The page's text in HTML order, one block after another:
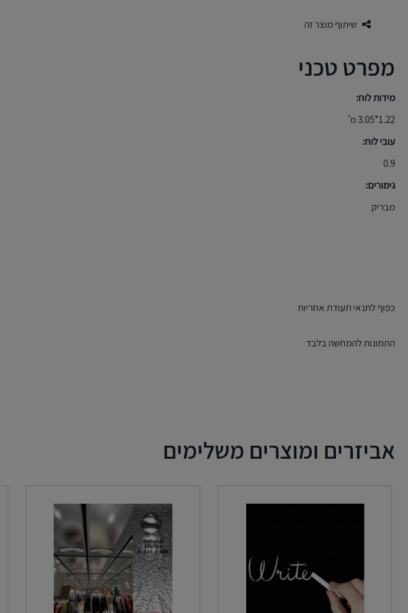
שיתוף מוצר זה
מפרט טכני
מידות לוח:
1.22*3.05 מ’
עובי לוח:
0.9
גימורים:
מבריק
כפוף לתנאי תעודת אחריות
התמונות להמחשה בלבד
אביזרים ומוצרים משלימים